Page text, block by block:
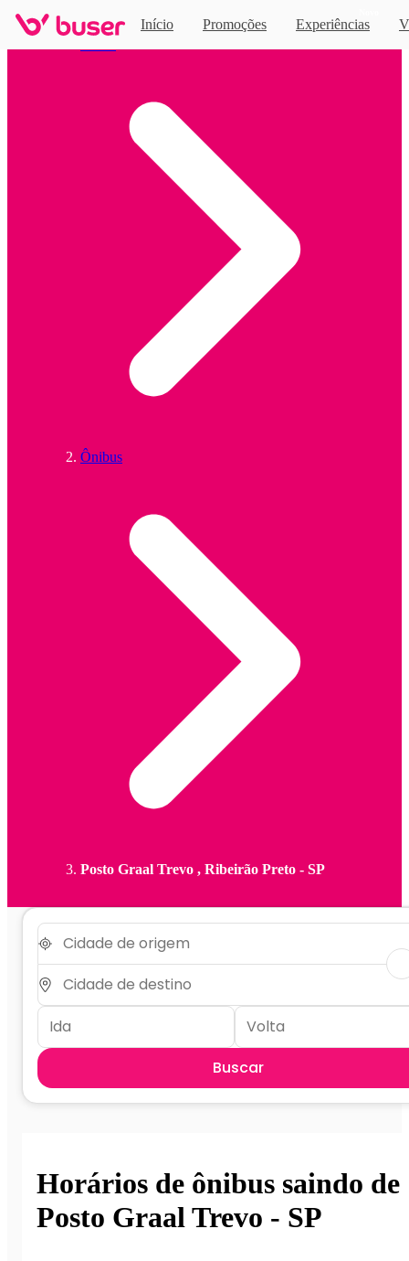
Início Promoções Experiências
Ônibus
Posto Graal Trevo , Ribeirão Preto - SP
Buscar
Horários de ônibus saindo de
Posto Graal Trevo - SP